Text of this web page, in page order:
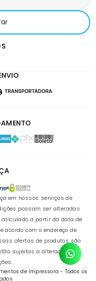
em nossos serviços de
possam ser alteradas
calculado a partir da data de
acordo com o endereço de
ofertas de produtos são
sujeitas a alterações de
de Impressora - Todos os